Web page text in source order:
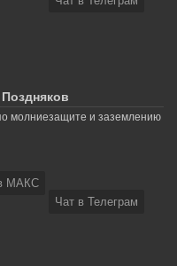
молниезащите и заземлению
МАКС
Чат в Телеграм